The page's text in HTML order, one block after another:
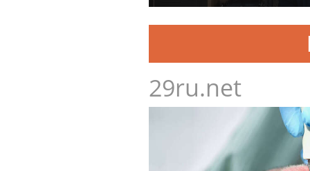
опыт и компетенции могут
29ru.net